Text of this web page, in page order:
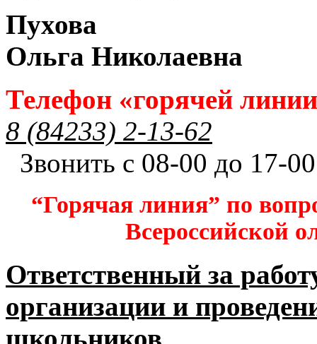
Пухова
Ольга Николаевна
Телефон «горячей
8 (84233) 2-13-62
Звонить с 08-00 до 17-
“Горячая линия” по
Всероссийской
Ответственный за
организации и